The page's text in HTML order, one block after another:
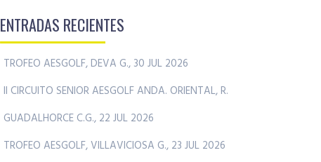
ENTRADAS RECIENTES
TROFEO AESGOLF, DEVA G., 30 JUL 2026
II CIRCUITO SENIOR AESGOLF ANDA. ORIENTAL, R.
GUADALHORCE C.G., 22 JUL 2026
TROFEO AESGOLF, VILLAVICIOSA G., 23 JUL 2026